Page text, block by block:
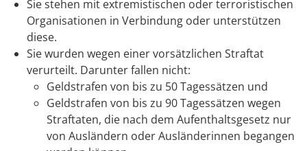
Sie stehen mit extremistischen oder terroristischen
Organisationen in Verbindung oder unterstützen
diese.
Sie wurden wegen einer vorsätzlichen Straftat
verurteilt. Darunter fallen nicht:
Geldstrafen von bis zu 50 Tagessätzen und
Geldstrafen von bis zu 90 Tagessätzen wegen
Straftaten, die nach dem Aufenthaltsgesetz nur
von Ausländern oder Ausländerinnen begangen